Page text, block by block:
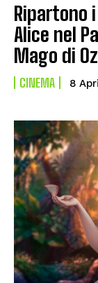
Ripartono
Alice nel
Mago di
CINEMA 8